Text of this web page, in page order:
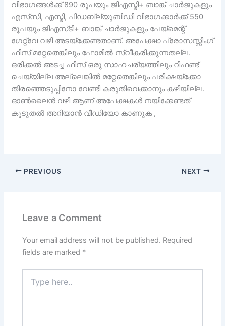
വിഭാഗങ്ങൾക്ക് 890 രൂപയും ജിഎസ്ടി+ ബാങ്ക് ചാർജുകളും
എസ്‌സി, എസ്ടി, പിഡബ്ല്യുബിഡി വിഭാഗക്കാർക്ക് 550
രൂപയും ജിഎസ്‌ടി+ ബാങ്ക് ചാർജുകളും പേയ്‌മെന്റ്
ഗേറ്റ്‌വേ വഴി അടയ്‌ക്കേണ്ടതാണ്. അപേക്ഷാ പ്രോസസ്സിംഗ്
ഫീസ് മറ്റേതെങ്കിലും ഫോമിൽ സ്വീകരിക്കുന്നതല്ല.
ഒരിക്കൽ അടച്ച ഫീസ് ഒരു സാഹചര്യത്തിലും റീഫണ്ട്
ചെയ്യില്ല അല്ലെങ്കിൽ മറ്റേതെങ്കിലും പരീക്ഷയ്‌ക്കോ
തിരഞ്ഞെടുപ്പിനോ വേണ്ടി കരുതിവെക്കാനും കഴിയില്ല.
ഓൺലൈൻ വഴി ആണ് അപേക്ഷകൾ നയിക്കേണ്ടത്
കൂടുതൽ അറിയാൻ വീഡിയോ കാണുക ,
PREVIOUS NEXT
Leave a Comment
Your email address will not be published. Required
fields are marked *
here..